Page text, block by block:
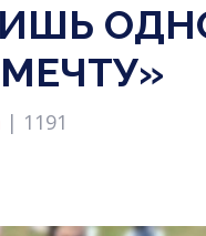
| 1191